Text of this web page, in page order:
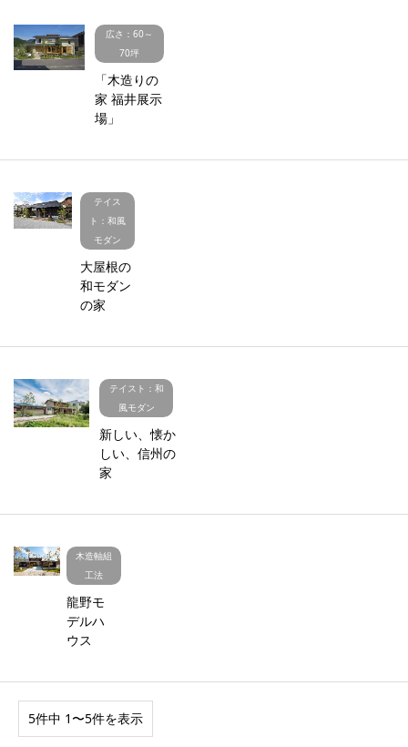
広さ：60～
70坪
「木造りの
家 福井展示
場」
テイス
ト：和風
モダン
大屋根の
和モダン
の家
テイスト：和
風モダン
新しい、懐か
しい、信州の
家
木造軸組
工法
龍野モ
デルハ
ウス
5件中 1〜5件を表示